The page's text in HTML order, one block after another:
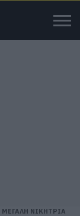
ΜΕΓΑΛΗ ΝΙΚΗΤΡΙΑ